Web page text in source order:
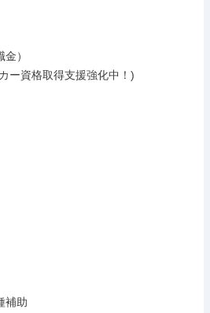
）
ー資格取得支援強化中！)
補助